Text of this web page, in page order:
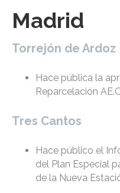
Madrid
Torrejón de Ardoz
Hace pública la
Reparcelación
Tres Cantos
Hace público el
del Plan Especial
de la Nueva